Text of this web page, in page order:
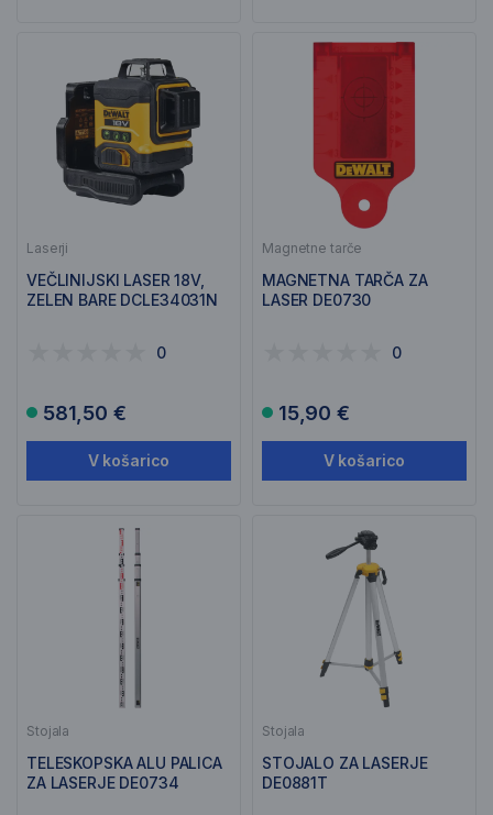
Laserji
VEČLINIJSKI LASER 18V,
ZELEN BARE DCLE34031N
0
581,50 €
V košarico
Magnetne tarče
MAGNETNA TARČA ZA
LASER DE0730
0
15,90 €
V košarico
Stojala
TELESKOPSKA ALU PALICA
ZA LASERJE DE0734
Stojala
STOJALO ZA LASERJE
DE0881T